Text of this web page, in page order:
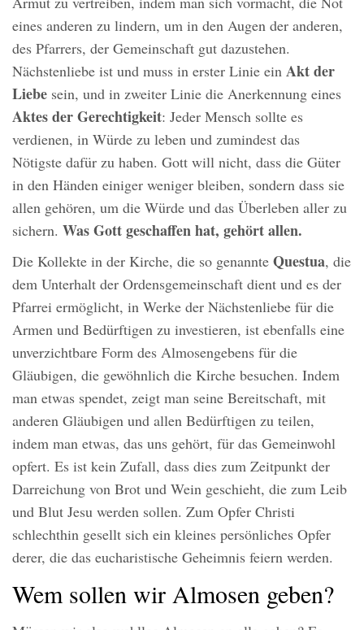
eines anderen zu lindern, um in den Augen der anderen,
des Pfarrers, der Gemeinschaft gut dazustehen.
Nächstenliebe ist und muss in erster Linie ein Akt der
Liebe sein, und in zweiter Linie die Anerkennung eines
Aktes der Gerechtigkeit: Jeder Mensch sollte es
verdienen, in Würde zu leben und zumindest das
Nötigste dafür zu haben. Gott will nicht, dass die Güter
in den Händen einiger weniger bleiben, sondern dass sie
allen gehören, um die Würde und das Überleben aller zu
sichern. Was Gott geschaffen hat, gehört allen.
Die Kollekte in der Kirche, die so genannte Questua, die
dem Unterhalt der Ordensgemeinschaft dient und es der
Pfarrei ermöglicht, in Werke der Nächstenliebe für die
Armen und Bedürftigen zu investieren, ist ebenfalls eine
unverzichtbare Form des Almosengebens für die
Gläubigen, die gewöhnlich die Kirche besuchen. Indem
man etwas spendet, zeigt man seine Bereitschaft, mit
anderen Gläubigen und allen Bedürftigen zu teilen,
indem man etwas, das uns gehört, für das Gemeinwohl
opfert. Es ist kein Zufall, dass dies zum Zeitpunkt der
Darreichung von Brot und Wein geschieht, die zum Leib
und Blut Jesu werden sollen. Zum Opfer Christi
schlechthin gesellt sich ein kleines persönliches Opfer
derer, die das eucharistische Geheimnis feiern werden.
Wem sollen wir Almosen geben?